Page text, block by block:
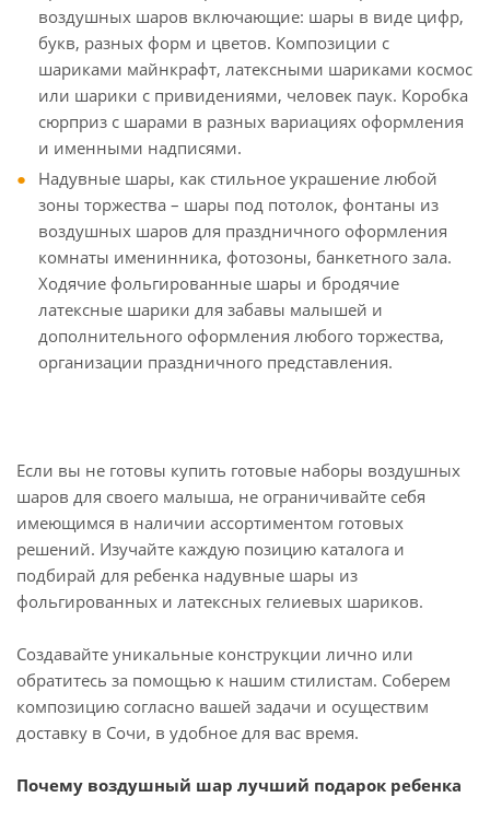
воздушных шаров включающие: шары в виде цифр,
букв, разных форм и цветов. Композиции с
шариками майнкрафт, латексными шариками космос
или шарики с привидениями, человек паук. Коробка
сюрприз с шарами в разных вариациях оформления
и именными надписями.
Надувные шары, как стильное украшение любой
зоны торжества – шары под потолок, фонтаны из
воздушных шаров для праздничного оформления
комнаты именинника, фотозоны, банкетного зала.
Ходячие фольгированные шары и бродячие
латексные шарики для забавы малышей и
дополнительного оформления любого торжества,
организации праздничного представления.
Если вы не готовы купить готовые наборы воздушных
шаров для своего малыша, не ограничивайте себя
имеющимся в наличии ассортиментом готовых
решений. Изучайте каждую позицию каталога и
подбирай для ребенка надувные шары из
фольгированных и латексных гелиевых шариков.
Создавайте уникальные конструкции лично или
обратитесь за помощью к нашим стилистам. Соберем
композицию согласно вашей задачи и осуществим
доставку в Сочи, в удобное для вас время.
Почему воздушный шар лучший подарок ребенка